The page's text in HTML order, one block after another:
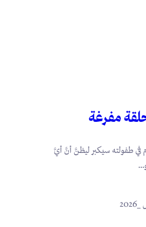
مفرغة
في طفولته سيكبر ليظنَّ أنَّ أيَّ